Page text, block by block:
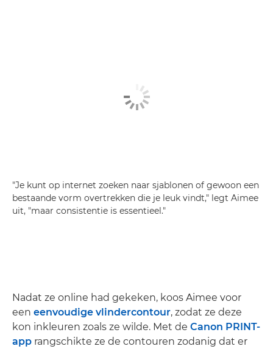
"Je kunt op internet zoeken naar sjablonen of gewoon een
bestaande vorm overtrekken die je leuk vindt," legt Aimee
uit, "maar consistentie is essentieel."
Nadat ze online had gekeken, koos Aimee voor
een eenvoudige vlindercontour, zodat ze deze
kon inkleuren zoals ze wilde. Met de Canon PRINT-
app rangschikte ze de contouren zodanig dat er